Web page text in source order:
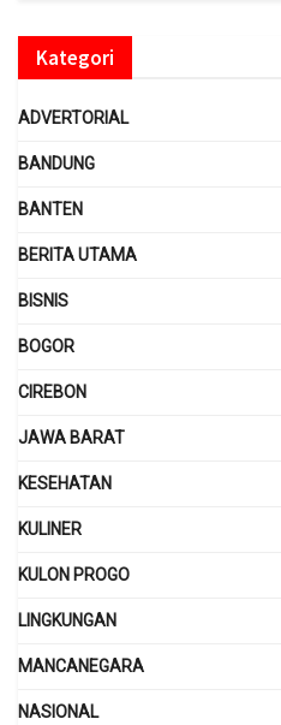
Kategori
ADVERTORIAL
BANDUNG
BANTEN
BERITA UTAMA
BISNIS
BOGOR
CIREBON
JAWA BARAT
KESEHATAN
KULINER
KULON PROGO
LINGKUNGAN
MANCANEGARA
NASIONAL